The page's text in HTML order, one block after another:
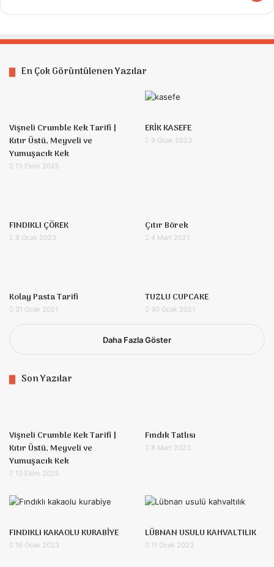
En Çok Görüntülenen Yazılar
Vişneli Crumble Kek Tarifi |
Kıtır Üstü, Meyveli ve
Yumuşacık Kek
13 Ekim 2025
ERİK KASEFE
9 Ocak 2023
FINDIKLI ÇÖREK
8 Ocak 2023
Çıtır Börek
4 Mart 2021
Kolay Pasta Tarifi
31 Ocak 2021
TUZLU CUPCAKE
30 Ocak 2021
Daha Fazla Göster
Son Yazılar
Vişneli Crumble Kek Tarifi |
Kıtır Üstü, Meyveli ve
Yumuşacık Kek
13 Ekim 2025
Fındık Tatlısı
8 Mart 2023
FINDIKLI KAKAOLU KURABİYE
16 Ocak 2023
LÜBNAN USULU KAHVALTILIK
11 Ocak 2023